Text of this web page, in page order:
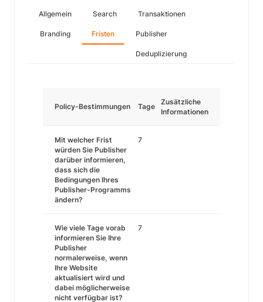
Allgemein Search Transaktionen
Branding Fristen Publisher
Deduplizierung
Policy-Bestimmungen Tage
Zusätzliche
Informationen
Mit welcher Frist
würden Sie Publisher
darüber informieren,
dass sich die
Bedingungen Ihres
Publisher-Programms
ändern?
7
Wie viele Tage vorab
informieren Sie Ihre
Publisher
normalerweise, wenn
Ihre Website
aktualisiert wird und
dabei möglicherweise
nicht verfügbar ist?
7